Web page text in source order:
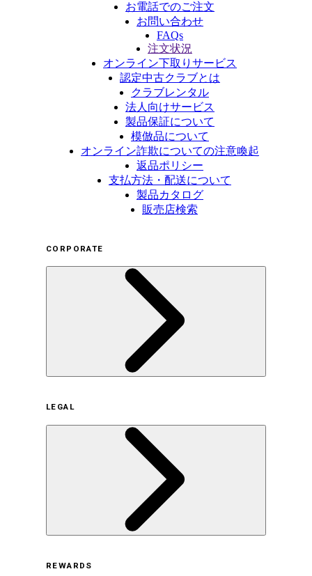
お電話でのご注文
お問い合わせ
FAQs
注文状況
オンライン下取りサービス
認定中古クラブとは
クラブレンタル
法人向けサービス
製品保証について
模倣品について
オンライン詐欺についての注意喚起
返品ポリシー
支払方法・配送について
製品カタログ
販売店検索
CORPORATE
サステナビリティの取り組み（日本）
サステナビリティの取り組み（米国/英語）
ヒストリー
採用情報
LEGAL
REWARDS